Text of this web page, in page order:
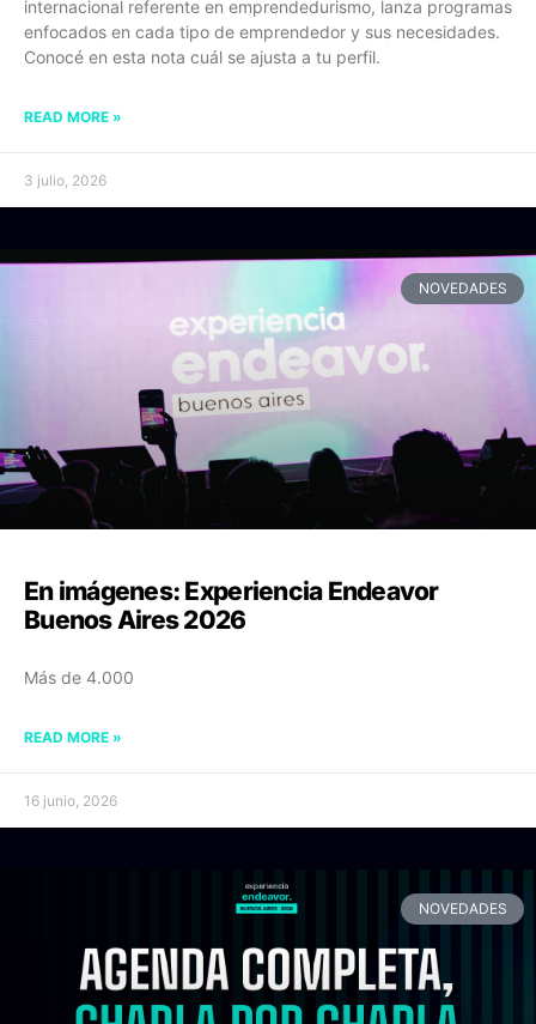
internacional referente en emprendedurismo, lanza programas
enfocados en cada tipo de emprendedor y sus necesidades.
Conocé en esta nota cuál se ajusta a tu perfil.
READ MORE »
3 julio, 2026
NOVEDADES
En imágenes: Experiencia Endeavor
Buenos Aires 2026
Más de 4.000
READ MORE »
16 junio, 2026
NOVEDADES